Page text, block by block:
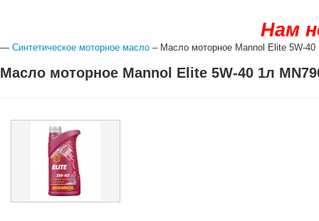
Нам
— Синтетическое моторное масло – Масло моторное Mannol Elite 5W-40
Масло моторное Mannol Elite 5W-40 1л